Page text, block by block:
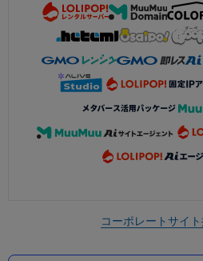
コーポレートサイト